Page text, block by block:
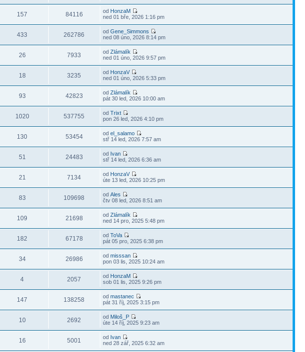
157 84116 od HonzaM
ned 01 bře, 2026 1:16 pm
433 262786 odGene_Simmons
ned 08 úno, 2026 8:14 pm
26 7933 odZlámalík
ned 01 úno, 2026 9:57 pm
18 3235 od HonzaV
ned 01 úno, 2026 5:33 pm
93 42823 odZlámalík
pát 30 led, 2026 10:00 am
1020 537755 odTrixt
pon 26 led, 2026 4:10 pm
130 53454 odel_salamo
stř 14 led, 2026 7:57 am
51 24483 od Ivan
stř 14 led, 2026 6:36 am
21 7134 od HonzaV
úte 13 led, 2026 10:25 pm
83 109698 odAles
čtv 08 led, 2026 8:51 am
109 21698 odZlámalík
ned 14 pro, 2025 5:48 pm
182 67178 odToVa
pát 05 pro, 2025 6:38 pm
34 26986 odmisssan
pon 03 lis, 2025 10:24 am
4 2057 od HonzaM
sob 01 lis, 2025 9:26 pm
147 138258 odmastanec
pát 31 říj, 2025 3:15 pm
10 2692 od Miloš_P
úte 14 říj, 2025 9:23 am
16 5001 od Ivan
ned 28 zář, 2025 6:32 am